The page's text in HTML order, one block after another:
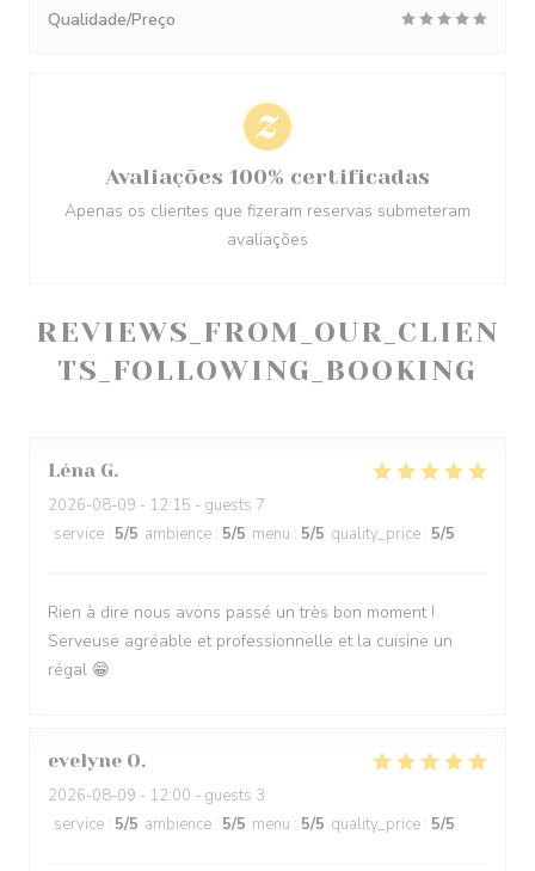
REVIEWS_FROM_OUR_CLIEN
TS_FOLLOWING_BOOKING
Léna G
2026-08-09 - 12:15 - guests 7
service : 5/5 ambience : 5/5 menu : 5/5 quality_price : 5/5
Rien à dire nous avons passé un très bon moment !
Serveuse agréable et professionnelle et la cuisine un
régal 😁
evelyne O
2026-08-09 - 12:00 - guests 3
service : 5/5 ambience : 5/5 menu : 5/5 quality_price : 5/5
Qualidade/Preço
Avaliações 100% certificadas
Apenas os clientes que fizeram reservas submeteram
avaliações